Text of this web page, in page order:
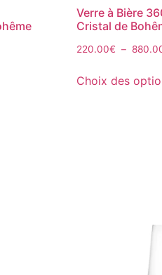
Verre à Bière
Cristal de
220.00€ –
Choix des